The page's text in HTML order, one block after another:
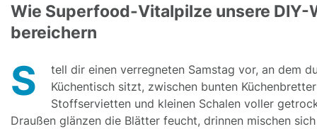
Wie Superfood-Vitalpilze unsere DIY-
bereichern
S
tell dir einen verregneten Samstag vor, an dem
Küchentisch sitzt, zwischen bunten
Stoffservietten und kleinen Schalen voller
Draußen glänzen die Blätter feucht, drinnen mischen